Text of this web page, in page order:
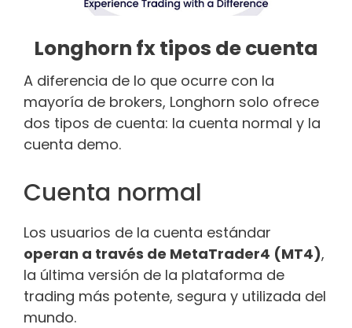
Longhorn fx tipos de cuenta
A diferencia de lo que ocurre con la
mayoría de brokers, Longhorn solo ofrece
dos tipos de cuenta: la cuenta normal y la
cuenta demo.
Cuenta normal
Los usuarios de la cuenta estándar
operan a través de MetaTrader4 (MT4),
la última versión de la plataforma de
trading más potente, segura y utilizada del
mundo.